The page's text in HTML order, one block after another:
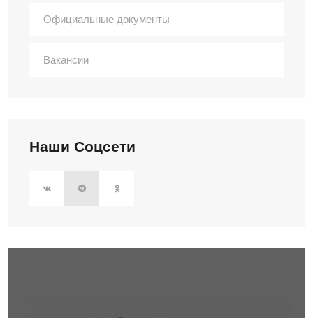
Официальные документы
Вакансии
Наши Соцсети